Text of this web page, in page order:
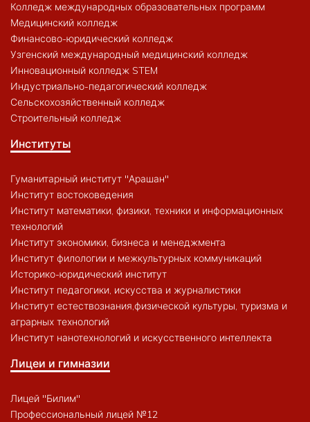
Колледж международных образовательных программ
Медицинский колледж
Финансово-юридический колледж
Узгенский международный медицинский колледж
Инновационный колледж STEM
Индустриально-педагогический колледж
Сельскохозяйственный колледж
Строительный колледж
Институты
Гуманитарный институт "Арашан"
Институт востоковедения
Институт математики, физики, техники и информационных
технологий
Институт экономики, бизнеса и менеджмента
Институт филологии и межкультурных коммуникаций
Историко-юридический институт
Институт педагогики, искусства и журналистики
Институт естествознания,физической культуры, туризма и
аграрных технологий
Институт нанотехнологий и искусственного интеллекта
Лицеи и гимназии
Лицей "Билим"
Профессиональный лицей №12